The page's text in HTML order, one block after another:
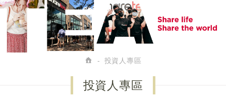
投資人專區
投資人專區